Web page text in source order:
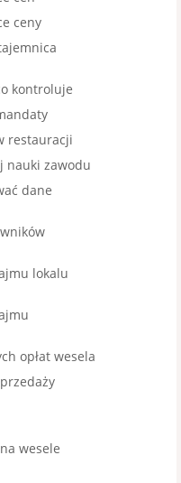
ceny
kontroluje
restauracji
nauki zawodu
dane
lokalu
opłat wesela
wesele